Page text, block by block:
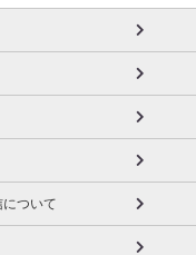
ついて